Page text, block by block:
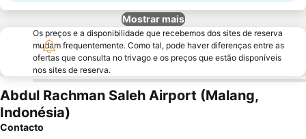
Mostrar mais
Os preços e a disponibilidade que recebemos dos sites de reserva
mudam frequentemente. Como tal, pode haver diferenças entre as
ofertas que consulta no trivago e os preços que estão disponíveis
nos sites de reserva.
Abdul Rachman Saleh Airport (Malang,
Indonésia)
Contacto